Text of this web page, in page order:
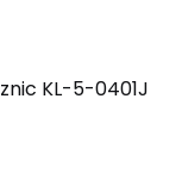
KL-5-0401J